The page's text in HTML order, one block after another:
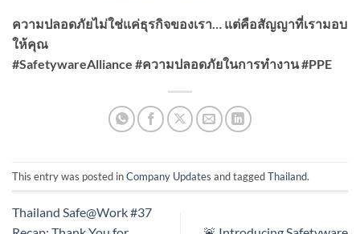
ความปลอดภัยไม่ใช่แค่ธุรกิจของเรา… แต่คือสัญญาที่เรามอบ
ให้คุณ
#SafetywareAlliance #ความปลอดภัยในการทำงาน #PPE
This entry was posted inCompany Updates and taggedThailand.
Thailand Safe@Work #37